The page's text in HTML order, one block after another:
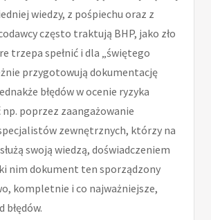
wiedzy, z pośpiechu oraz z
często traktują BHP, jako zło
trzepa spełnić i dla „świętego
przygotowują dokumentację
błędów w ocenie ryzyka
poprzez zaangażowanie
zewnętrznych, którzy na
swoją wiedzą, doświadczeniem
nim dokument ten sporządzony
kompletnie i co najważniejsze,
błędów.